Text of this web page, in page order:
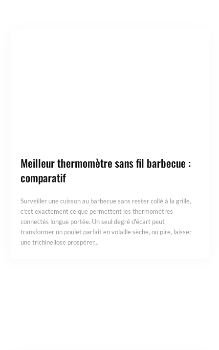
Meilleur thermomètre sans fil barbecue :
comparatif
Surveiller une cuisson au barbecue sans rester collé à la grille,
c'est exactement ce que permettent les thermomètres
connectés longue portée. Un seul degré d'écart peut
transformer un poulet parfait en volaille sèche, ou pire, laisser
une trichinellose prospérer...